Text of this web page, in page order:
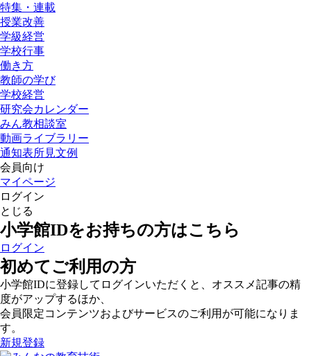
特集・連載
授業改善
学級経営
学校行事
働き方
教師の学び
学校経営
研究会カレンダー
みん教相談室
動画ライブラリー
通知表所見文例
会員向け
マイページ
ログイン
とじる
小学館IDをお持ちの方はこちら
ログイン
初めてご利用の方
小学館IDに登録してログインいただくと、オススメ記事の精
度がアップするほか、
会員限定コンテンツおよびサービスのご利用が可能になりま
す。
新規登録